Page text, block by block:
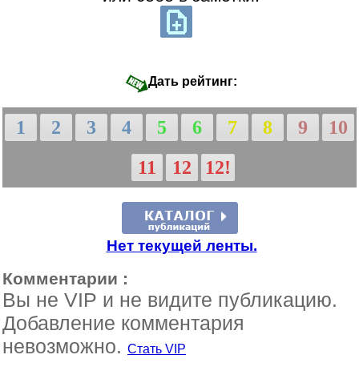
Дать рейтинг:
1 2 3 4 5 6 7 8 9
10
11
12 12!
Нет текущей ленты.
Комментарии :
Вы не VIP и не видите публикацию.
Добавление комментария
невозможно. Стать VIP